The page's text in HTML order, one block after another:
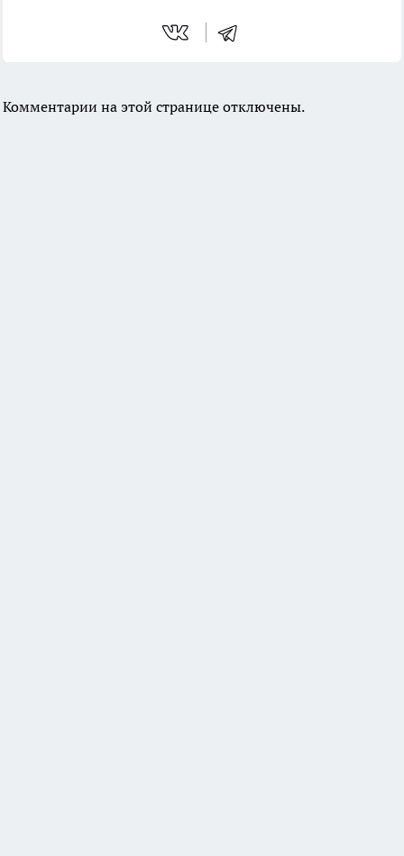
Комментарии на этой странице отключены.